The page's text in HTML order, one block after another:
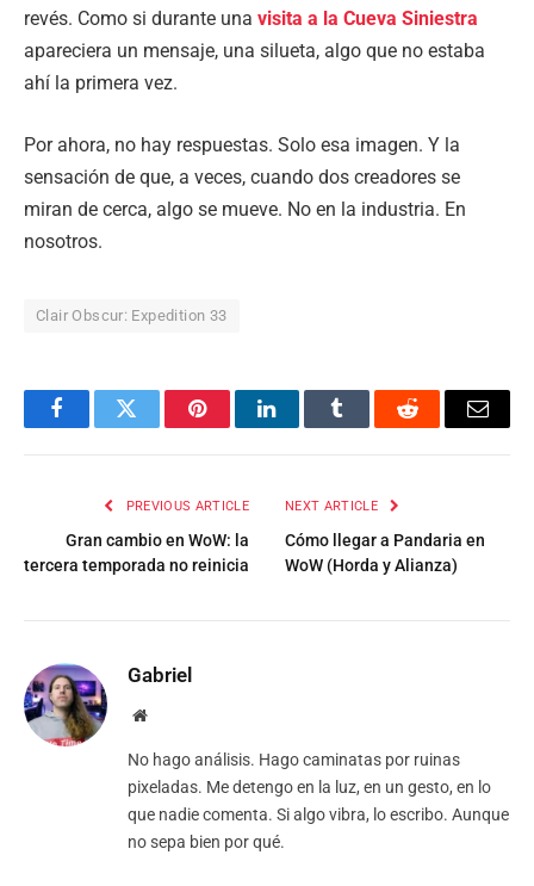
revés. Como si durante una visita a la Cueva Siniestra
apareciera un mensaje, una silueta, algo que no estaba
ahí la primera vez.
Por ahora, no hay respuestas. Solo esa imagen. Y la
sensación de que, a veces, cuando dos creadores se
miran de cerca, algo se mueve. No en la industria. En
nosotros.
Clair Obscur: Expedition 33
FacebookTwitter PinterestLinkedInTumblr Reddit Email
PREVIOUS ARTICLE
Gran cambio en WoW: la
tercera temporada no reinicia
NEXT ARTICLE
Cómo llegar a Pandaria en
WoW (Horda y Alianza)
Gabriel
Website
No hago análisis. Hago caminatas por ruinas
pixeladas. Me detengo en la luz, en un gesto, en lo
que nadie comenta. Si algo vibra, lo escribo. Aunque
no sepa bien por qué.